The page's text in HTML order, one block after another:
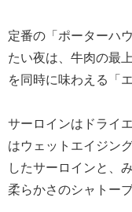
定番の「ポーターハ
たい夜は、牛肉の最
を同時に味わえる「
サーロインはドライ
はウェットエイジン
したサーロインと、
柔らかさのシャトー